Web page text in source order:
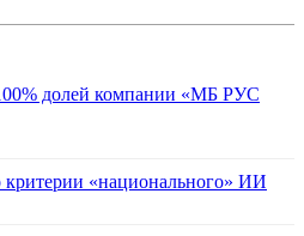
долей компании «МБ РУС
критерии «национального» ИИ